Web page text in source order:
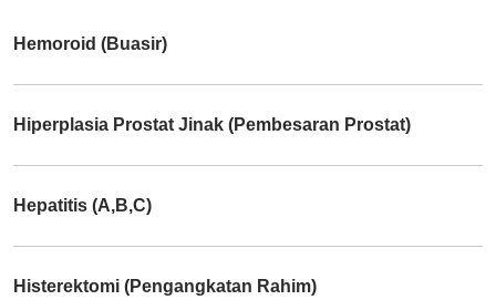
Hemoroid (Buasir)
Hiperplasia Prostat Jinak (Pembesaran Prostat)
Hepatitis (A,B,C)
Histerektomi (Pengangkatan Rahim)